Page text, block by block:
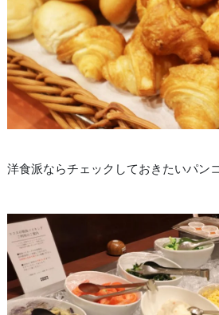
洋食派ならチェックしておきたいパン